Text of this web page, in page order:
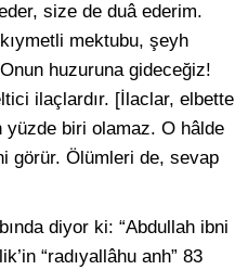
size de duâ ederim.
mektubu, şeyh
huzuruna gideceğiz!
ilaçlardır. [İlaclar, elbette
yüzde biri olamaz. O hâlde
görür. Ölümleri de, sevap
diyor ki: “Abdullah ibni
“radıyallâhu anh” 83